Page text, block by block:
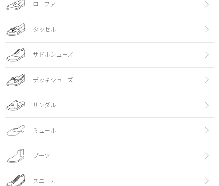
ローファー
タッセル
サドルシューズ
デッキシューズ
サンダル
ミュール
ブーツ
スニーカー